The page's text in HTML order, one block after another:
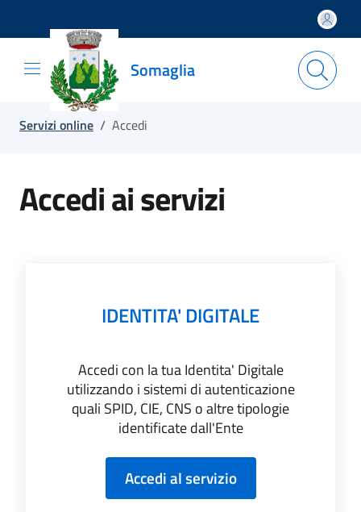
Salta e vai al contenuto
Salta e vai al footer
Somaglia
Servizi online / Accedi
Accedi ai servizi
IDENTITA' DIGITALE
Accedi con la tua Identita' Digitale
utilizzando i sistemi di autenticazione
quali SPID, CIE, CNS o altre tipologie
identificate dall'Ente